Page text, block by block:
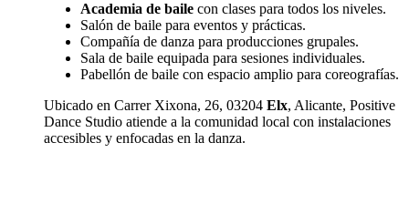
Academia de baile con clases para todos los niveles.
Salón de baile para eventos y prácticas.
Compañía de danza para producciones grupales.
Sala de baile equipada para sesiones individuales.
Pabellón de baile con espacio amplio para coreografías.
Ubicado en Carrer Xixona, 26, 03204 Elx, Alicante, Positive
Dance Studio atiende a la comunidad local con instalaciones
accesibles y enfocadas en la danza.